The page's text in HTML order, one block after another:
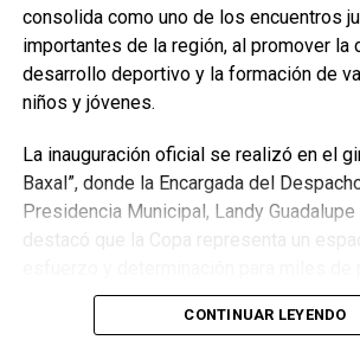
consolida como uno de los encuentros
importantes de la región, al promover la
desarrollo deportivo y la formación de
niños y jóvenes.
La inauguración oficial se realizó en el
Baxal”, donde la Encargada del
Presidencia Municipal, Landy Guadalupe
destacó que la Copa representa un
encuentran en el deporte una
personal. Subrayó que la administración
CONTINUAR LEYENDO